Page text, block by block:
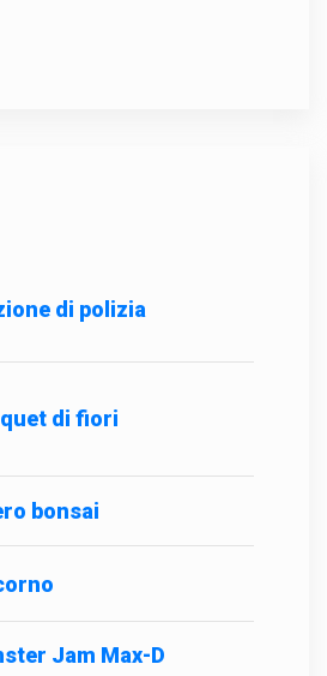
di polizia
di fiori
bonsai
Jam Max-D